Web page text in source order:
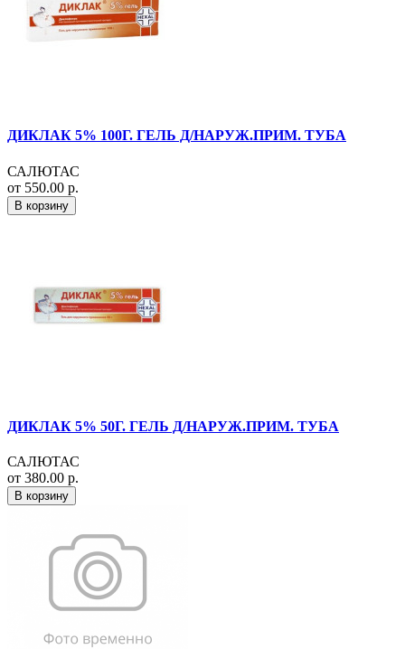
ДИКЛАК 5% 100Г. ГЕЛЬ Д/НАРУЖ.ПРИМ. ТУБА
САЛЮТАС
от 550.00 р.
В корзину
ДИКЛАК 5% 50Г. ГЕЛЬ Д/НАРУЖ.ПРИМ. ТУБА
САЛЮТАС
от 380.00 р.
В корзину